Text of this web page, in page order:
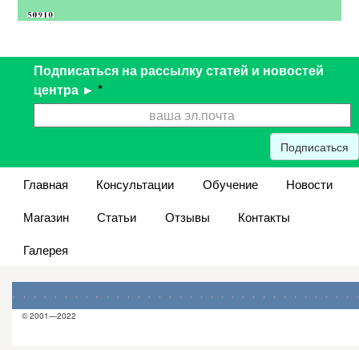
Подписаться на рассылку статей и новостей
центра ► *
Подписаться
Главная Консультации Обучение
Новости
Магазин
Статьи Отзывы
Контакты
Галерея
© 2001—2022